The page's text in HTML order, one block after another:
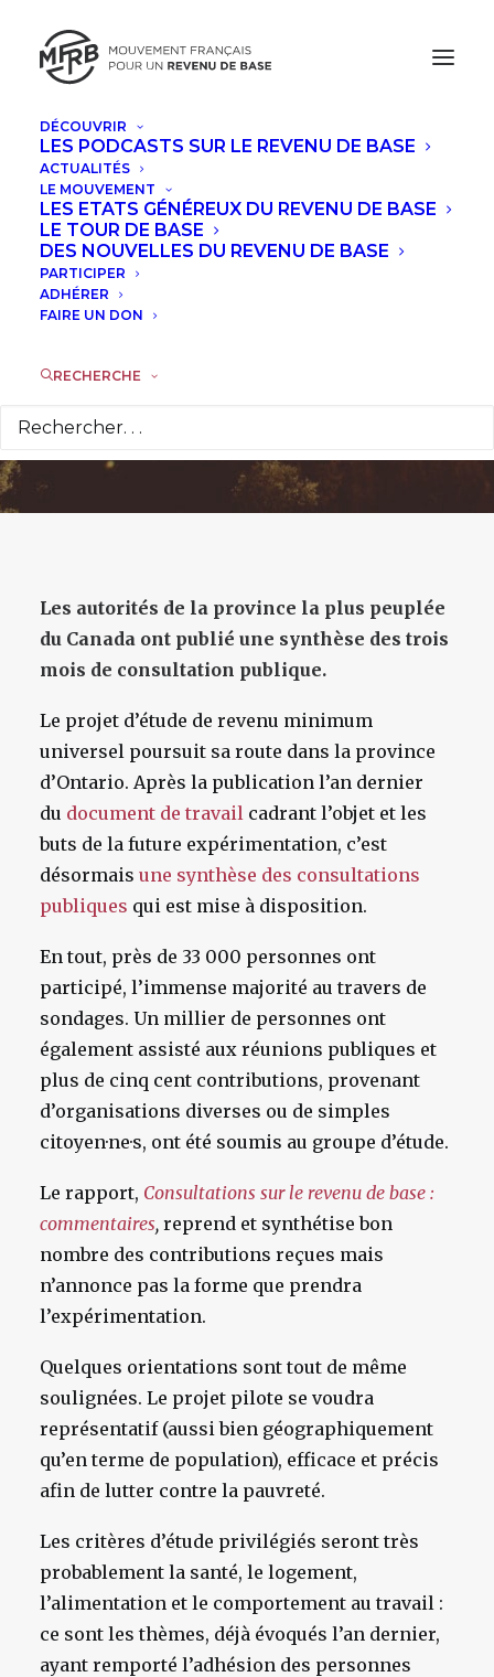
DÉCOUVRIR
LES PODCASTS SUR LE REVENU DE BASE
ACTUALITÉS
LE MOUVEMENT
LES ETATS GÉNÉREUX DU REVENU DE BASE
LE TOUR DE BASE
DES NOUVELLES DU REVENU DE BASE
PARTICIPER
ADHÉRER
FAIRE UN DON
RECHERCHE
Ontario : publication
du rapport des
consultations sur le
projet pilote de
revenu minimum
28 MARS 2017
Les autorités de la province la plus peuplée
du Canada ont publié une synthèse des trois
mois de consultation publique.
Le projet d’étude de revenu minimum
universel poursuit sa route dans la province
d’Ontario. Après la publication l’an dernier
du document de travail cadrant l’objet et les
buts de la future expérimentation, c’est
désormais une synthèse des consultations
publiques qui est mise à disposition.
En tout, près de 33 000 personnes ont
participé, l’immense majorité au travers de
sondages. Un millier de personnes ont
également assisté aux réunions publiques et
plus de cinq cent contributions, provenant
d’organisations diverses ou de simples
citoyen·ne·s, ont été soumis au groupe d’étude.
Le rapport, Consultations sur le revenu de base :
commentaires, reprend et synthétise bon
nombre des contributions reçues mais
n’annonce pas la forme que prendra
l’expérimentation.
Quelques orientations sont tout de même
soulignées. Le projet pilote se voudra
représentatif (aussi bien géographiquement
qu’en terme de population), efficace et précis
afin de lutter contre la pauvreté.
Les critères d’étude privilégiés seront très
probablement la santé, le logement,
l’alimentation et le comportement au travail :
ce sont les thèmes, déjà évoqués l’an dernier,
ayant remporté l’adhésion des personnes